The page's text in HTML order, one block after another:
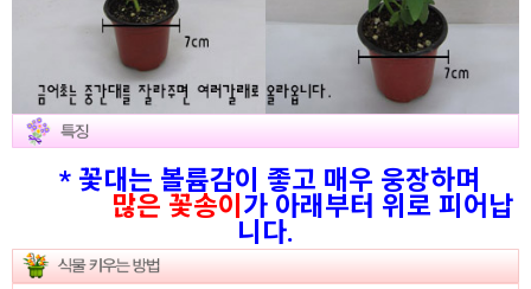
* 꽃대는 볼륨감이 좋고 매우 웅장하며
많은 꽃송이가 아래부터 위로 피어납
니다.